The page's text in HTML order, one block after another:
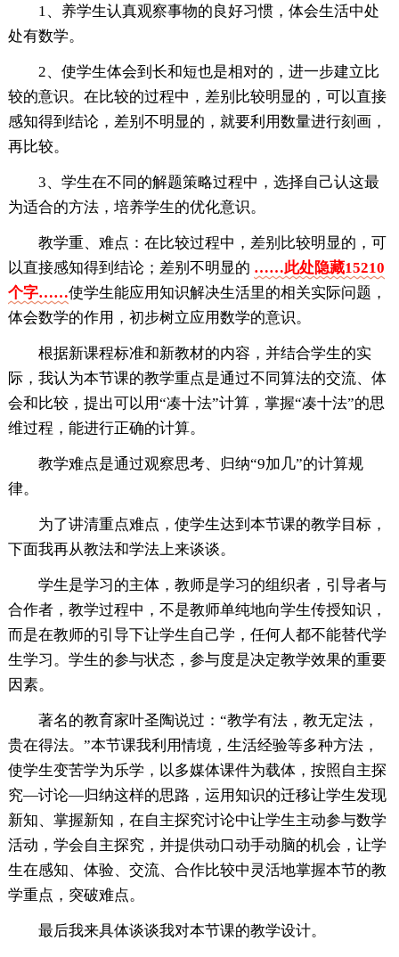
1、养学生认真观察事物的良好习惯，体会生活中处
处有数学。
2、使学生体会到长和短也是相对的，进一步建立比
较的意识。在比较的过程中，差别比较明显的，可以直接
感知得到结论，差别不明显的，就要利用数量进行刻画，
再比较。
3、学生在不同的解题策略过程中，选择自己认这最
为适合的方法，培养学生的优化意识。
教学重、难点：在比较过程中，差别比较明显的，可
以直接感知得到结论；差别不明显的 ……此处隐藏15210
个字……使学生能应用知识解决生活里的相关实际问题，
体会数学的作用，初步树立应用数学的意识。
根据新课程标准和新教材的内容，并结合学生的实
际，我认为本节课的教学重点是通过不同算法的交流、体
会和比较，提出可以用“凑十法”计算，掌握“凑十法”的思
维过程，能进行正确的计算。
教学难点是通过观察思考、归纳“9加几”的计算规
律。
为了讲清重点难点，使学生达到本节课的教学目标，
下面我再从教法和学法上来谈谈。
学生是学习的主体，教师是学习的组织者，引导者与
合作者，教学过程中，不是教师单纯地向学生传授知识，
而是在教师的引导下让学生自己学，任何人都不能替代学
生学习。学生的参与状态，参与度是决定教学效果的重要
因素。
著名的教育家叶圣陶说过：“教学有法，教无定法，
贵在得法。”本节课我利用情境，生活经验等多种方法，
使学生变苦学为乐学，以多媒体课件为载体，按照自主探
究—讨论—归纳这样的思路，运用知识的迁移让学生发现
新知、掌握新知，在自主探究讨论中让学生主动参与数学
活动，学会自主探究，并提供动口动手动脑的机会，让学
生在感知、体验、交流、合作比较中灵活地掌握本节的教
学重点，突破难点。
最后我来具体谈谈我对本节课的教学设计。